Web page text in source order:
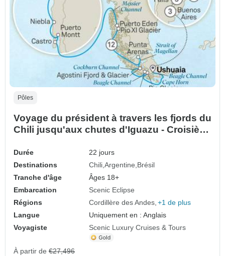
Pôles
Voyage du président à travers les fjords du
Chili jusqu'aux chutes d'Iguazu - Croisière
Durée
22 jours
Destinations
Chili Argentine Brésil
Tranche d'âge
Âges 18+
Embarcation
Scenic Eclipse
Régions
Cordillère des Andes +1 de plus
Langue
Uniquement en : Anglais
Voyagiste
Scenic Luxury Cruises & Tours
À partir de €27,496